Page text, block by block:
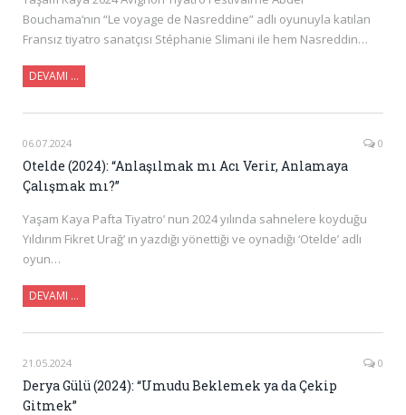
Bouchama‘nın “Le voyage de Nasreddine” adlı oyunuyla katılan
Fransız tiyatro sanatçısı Stéphanie Slimani ile hem Nasreddin…
DEVAMI …
06.07.2024 0
Otelde (2024): “Anlaşılmak mı Acı Verir, Anlamaya
Çalışmak mı?”
Yaşam Kaya Pafta Tiyatro’ nun 2024 yılında sahnelere koyduğu
Yıldırım Fikret Urağ’ ın yazdığı yönettiği ve oynadığı ‘Otelde’ adlı
oyun…
DEVAMI …
21.05.2024 0
Derya Gülü (2024): “Umudu Beklemek ya da Çekip
Gitmek”